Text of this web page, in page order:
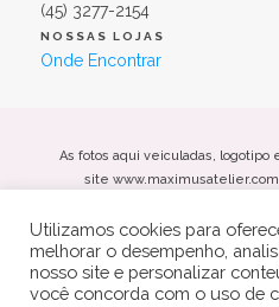
(45) 3277-2154
NOSSAS LOJAS
Onde Encontrar
As fotos aqui veiculadas, logotipo
site
expressa autorização da
Maximus Noivas e Festas Eireli
Av. Maripá, 4866, Centro -
Utilizamos cookies para
melhorar o desempenho,
nosso site e personalizar
você concorda com o uso de